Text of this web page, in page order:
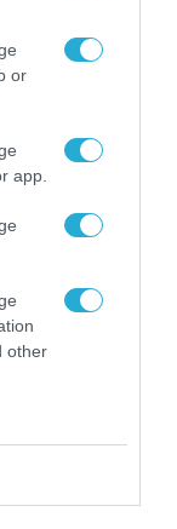
or
app.
other
με το
– Βρέθηκε